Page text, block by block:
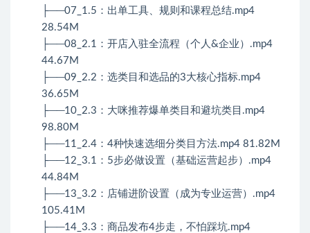
├──07_1.5：出单工具、规则和课程总结.mp4
28.54M
├──08_2.1：开店入驻全流程（个人&企业）.mp4
44.67M
├──09_2.2：选类目和选品的3大核心指标.mp4
36.65M
├──10_2.3：大咪推荐爆单类目和避坑类目.mp4
98.80M
├──11_2.4：4种快速选细分类目方法.mp4 81.82M
├──12_3.1：5步必做设置（基础运营起步）.mp4
44.84M
├──13_3.2：店铺进阶设置（成为专业运营）.mp4
105.41M
├──14_3.3：商品发布4步走，不怕踩坑.mp4